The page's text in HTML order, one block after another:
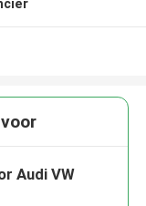
Audi VW